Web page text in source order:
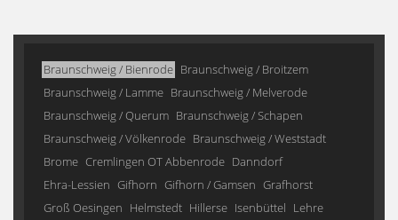
Braunschweig / Bienrode Braunschweig / Broitzem
Braunschweig / Lamme Braunschweig / Melverode
Braunschweig / Querum Braunschweig / Schapen
Braunschweig / Völkenrode Braunschweig / Weststadt
Brome Cremlingen OT Abbenrode Danndorf
Ehra-Lessien Gifhorn Gifhorn / Gamsen Grafhorst
Groß Oesingen Helmstedt Hillerse Isenbüttel Lehre